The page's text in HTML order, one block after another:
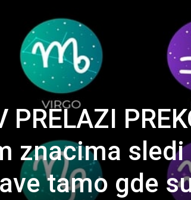
PRELAZI
znacima
tamo gde